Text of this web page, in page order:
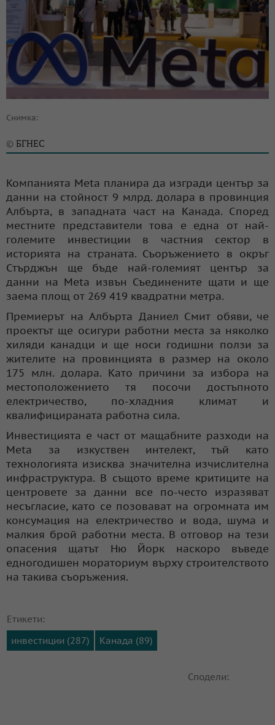
Снимка:
© БГНЕС
Компанията Meta планира да изгради център за
данни на стойност 9 млрд. долара в провинция
Албърта, в западната част на Канада. Според
местните представители това е една от най-
големите инвестиции в частния сектор в
историята на страната. Съоръжението в окръг
Стърджън ще бъде най-големият център за
данни на Meta извън Съединените щати и ще
заема площ от 269 419 квадратни метра.
Премиерът на Албърта Даниел Смит обяви, че
проектът ще осигури работни места за няколко
хиляди канадци и ще носи годишни ползи за
жителите на провинцията в размер на около
175 млн. долара. Като причини за избора на
местоположението тя посочи достъпното
електричество, по-хладния климат и
квалифицираната работна сила.
Инвестицията е част от мащабните разходи на
Meta за изкуствен интелект, тъй като
технологията изисква значителна изчислителна
инфраструктура. В същото време критиците на
центровете за данни все по-често изразяват
несъгласие, като се позовават на огромната им
консумация на електричество и вода, шума и
малкия брой работни места. В отговор на тези
опасения щатът Ню Йорк наскоро въведе
едногодишен мораториум върху строителството
на такива съоръжения.
Етикети:
инвестиции (287)
Канада (89)
Сподели: